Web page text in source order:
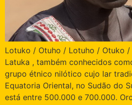
Lotuko / Otuho / Lotuho / Otuko
Latuka , também conhecidos
grupo étnico nilótico cujo lar
Equatoria Oriental, no Sudão do
está entre 500.000 e 700.000.